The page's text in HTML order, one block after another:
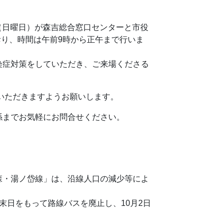
曜日）が森吉総合窓口センターと市役
、時間は午前9時から正午まで行いま
対策をしていただき、ご来場くださる
だきますようお願いします。
でお気軽にお問合せください。
湯ノ岱線」は、沿線人口の減少等によ
日をもって路線バスを廃止し、10月2日